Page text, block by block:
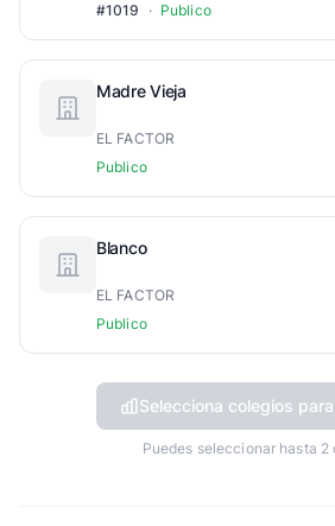
#1019
· Publico
Madre Vieja
EL FACTOR
Publico
Blanco
EL FACTOR
Publico
Selecciona colegios
Puedes seleccionar hasta 2